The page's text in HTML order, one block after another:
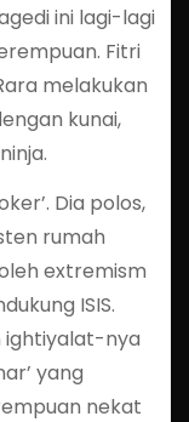
ini lagi-lagi
Fitri
melakukan
kunai,
Dia polos,
rumah
extremism
ISIS.
ightiyalat-nya
yang
nekat